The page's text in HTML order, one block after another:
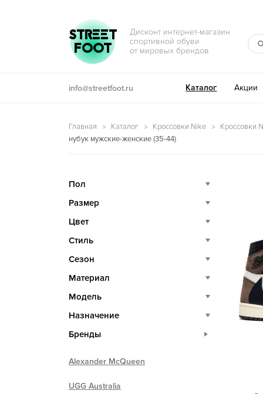
Перейти к навигации
Перейти к содержимому
STREET
FOOT
Дисконт интернет-магазин
спортивной обуви
от мировых брендов
info@streetfoot.ru Каталог Акции
Главная Каталог Кроссовки Nike
Кроссовки
нубук мужские-женские (35-44)
Пол
Размер
Цвет
Стиль
Сезон
Материал
Модель
Назначение
Бренды
Alexander McQueen
UGG Australia